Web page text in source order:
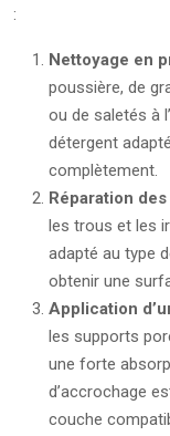
:
Nettoyage en
poussière, de
ou de saletés à
détergent
complètement.
Réparation
les trous et les
adapté au type
obtenir une
Application
les supports
une forte
d’accrochage
couche